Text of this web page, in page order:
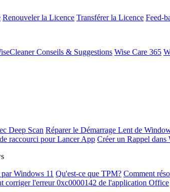
Renouveler la Licence Transférer la Licence Feed-
Conseils & Suggestions Wise Care 365
Deep Scan Réparer le Démarrage Lent de
raccourci pour Lancer App Créer un Rappel dans
Windows 11 Qu'est-ce que TPM? Comment
corriger l'erreur 0xc0000142 de l'application Office